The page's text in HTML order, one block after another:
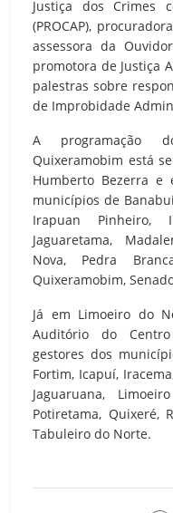
Justiça dos Crimes
(PROCAP),
assessora da
promotora de Justiça
palestras sobre
de Improbidade
A programação
Quixeramobim está
Humberto Bezerra e
municípios de
Irapuan Pinheiro,
Jaguaretama,
Nova, Pedra
Quixeramobim,
Já em Limoeiro do
Auditório do
gestores dos
Fortim, Icapuí,
Jaguaruana,
Potiretama, Quixeré,
Tabuleiro do Norte.